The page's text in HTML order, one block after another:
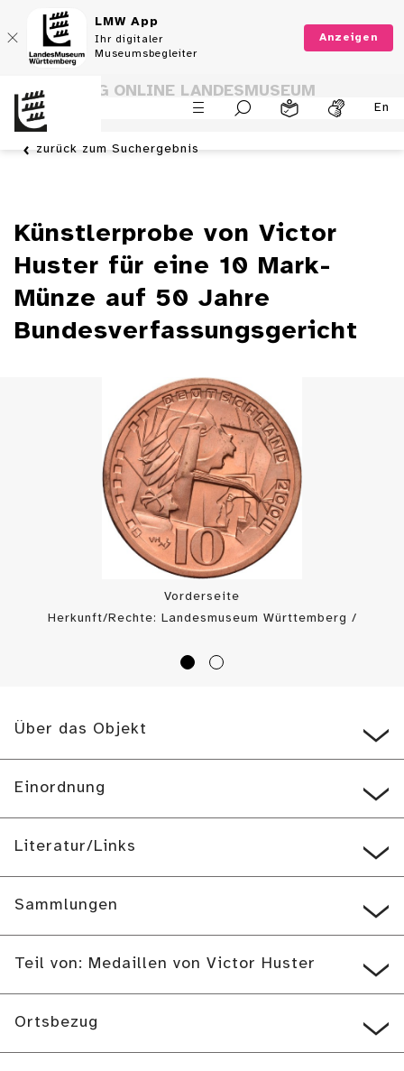
LMW App
Ihr digitaler
Museumsbegleiter
Anzeigen
En
SAMMLUNG ONLINE LANDESMUSEUM
WÜRTTEMBERG
zurück zum Suchergebnis
Künstlerprobe von Victor
Huster für eine 10 Mark-
Münze auf 50 Jahre
Bundesverfassungsgericht
Vorderseite
Herkunft/Rechte: Landesmuseum Württemberg /
Über das Objekt
Einordnung
Literatur/Links
Sammlungen
Teil von: Medaillen von Victor Huster
Ortsbezug